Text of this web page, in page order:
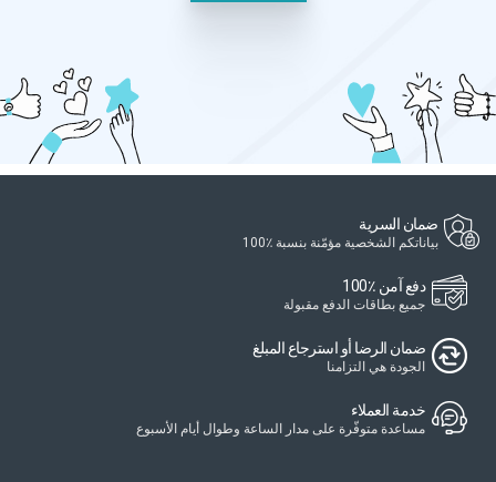
ضمان السرية
بياناتكم الشخصية مؤمّنة بنسبة ٪100
دفع آمن ٪100
جميع بطاقات الدفع مقبولة
ضمان الرضا أو استرجاع المبلغ
الجودة هي التزامنا
خدمة العملاء
مساعدة متوفّرة على مدار الساعة وطوال أيام الأسبوع